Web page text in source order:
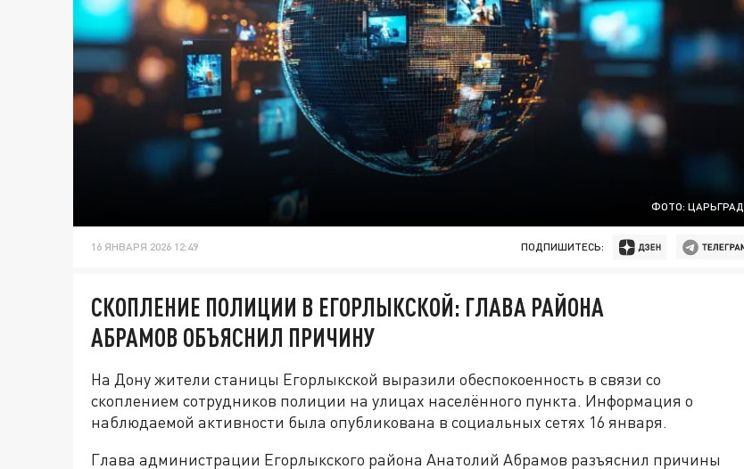
ФОТО: ЦАРЬГРАД
16 ЯНВАРЯ 2026 12:49 ПОДПИШИТЕСЬ:
СКОПЛЕНИЕ ПОЛИЦИИ В ЕГОРЛЫКСКОЙ: ГЛАВА РАЙОНА
АБРАМОВ ОБЪЯСНИЛ ПРИЧИНУ
На Дону жители станицы Егорлыкской выразили обеспокоенность в связи со
скоплением сотрудников полиции на улицах населённого пункта. Информация о
наблюдаемой активности была опубликована в социальных сетях 16 января.
Глава администрации Егорлыкского района Анатолий Абрамов разъяснил причины